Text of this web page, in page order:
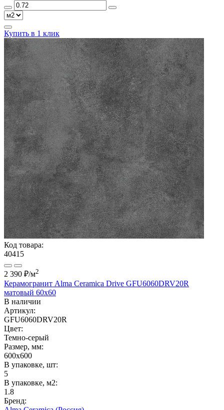
Купить в 1 клик
Код товара:
40415
2 390 ₽/м2
Керамогранит Alma Ceramica Drive GFU6060DRV20R
матовый 60x60
В наличии
Артикул:
GFU6060DRV20R
Цвет:
Темно-серый
Размер, мм:
600x600
В упаковке, шт:
5
В упаковке, м2:
1.8
Бренд: